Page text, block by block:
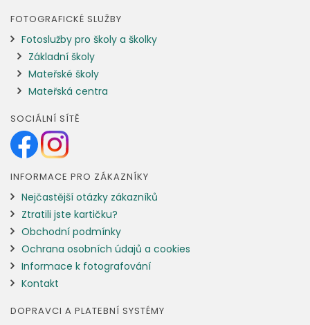
FOTOGRAFICKÉ SLUŽBY
Fotoslužby pro školy a školky
Základní školy
Mateřské školy
Mateřská centra
SOCIÁLNÍ SÍTĚ
INFORMACE PRO ZÁKAZNÍKY
Nejčastější otázky zákazníků
Ztratili jste kartičku?
Obchodní podmínky
Ochrana osobních údajů a cookies
Informace k fotografování
Kontakt
DOPRAVCI A PLATEBNÍ SYSTÉMY